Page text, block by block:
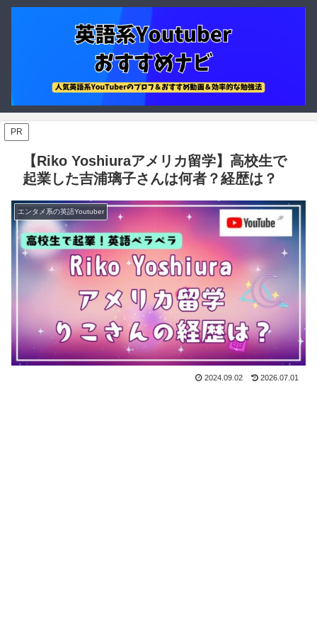
PR
【Riko Yoshiuraアメリカ留学】高校生で
起業した吉浦璃子さんは何者？経歴は？
エンタメ系の英語Youtuber
2024.09.02 2026.07.01